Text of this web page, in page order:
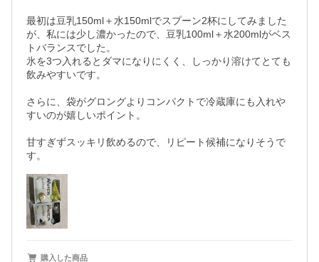
最初は豆乳150ml＋水150mlでスプーン2杯にしてみました
が、私には少し濃かったので、豆乳100ml＋水200mlがベス
トバランスでした。
氷を3つ入れるとダマになりにくく、しっかり溶けてとても
飲みやすいです。
さらに、袋がグロングよりコンパクトで冷蔵庫にも入れや
すいのが嬉しいポイント。
甘すぎずスッキリ飲めるので、リピート候補になりそうで
す。
購入した商品